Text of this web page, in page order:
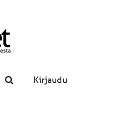
Kirjaudu